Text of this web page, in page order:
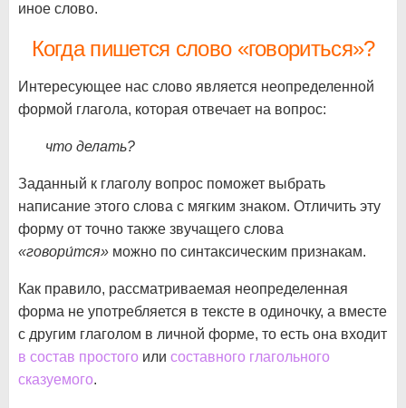
иное слово.
Когда пишется слово «говориться»?
Интересующее нас слово является неопределенной
формой глагола, которая отвечает на вопрос:
что делать?
Заданный к глаголу вопрос поможет выбрать
написание этого слова с мягким знаком. Отличить эту
форму от точно также звучащего слова
«говори́тся» можно по синтаксическим признакам.
Как правило, рассматриваемая неопределенная
форма не употребляется в тексте в одиночку, а вместе
с другим глаголом в личной форме, то есть она входит
в состав простого или составного глагольного
сказуемого.